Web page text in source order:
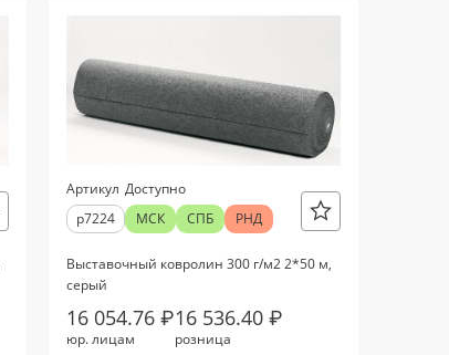
Артикул
р7224
Доступно
МСК
СПБ РНД
Выставочный ковролин 300 г/м2 2*50 м,
серый
16 054.76 ₽
юр. лицам
16 536.40 ₽
розница